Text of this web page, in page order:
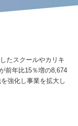
たスクールやカリキ
前年比15％増の8,674
強化し事業を拡大し